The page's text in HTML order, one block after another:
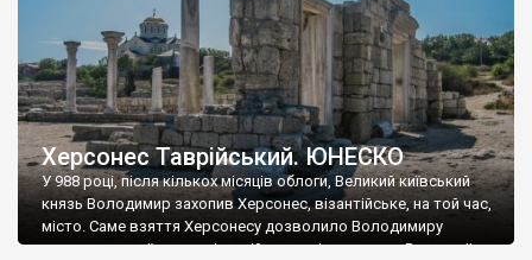
Херсонес Таврійський. ЮНЕСКО
У 988 році, після кількох місяців облоги, Великий київський
князь Володимир захопив Херсонес, візантійське, на той час,
місто. Саме взяття Херсонесу дозволило Володимиру
диктувати свої умови візантійському імператору Василю ІІ, та